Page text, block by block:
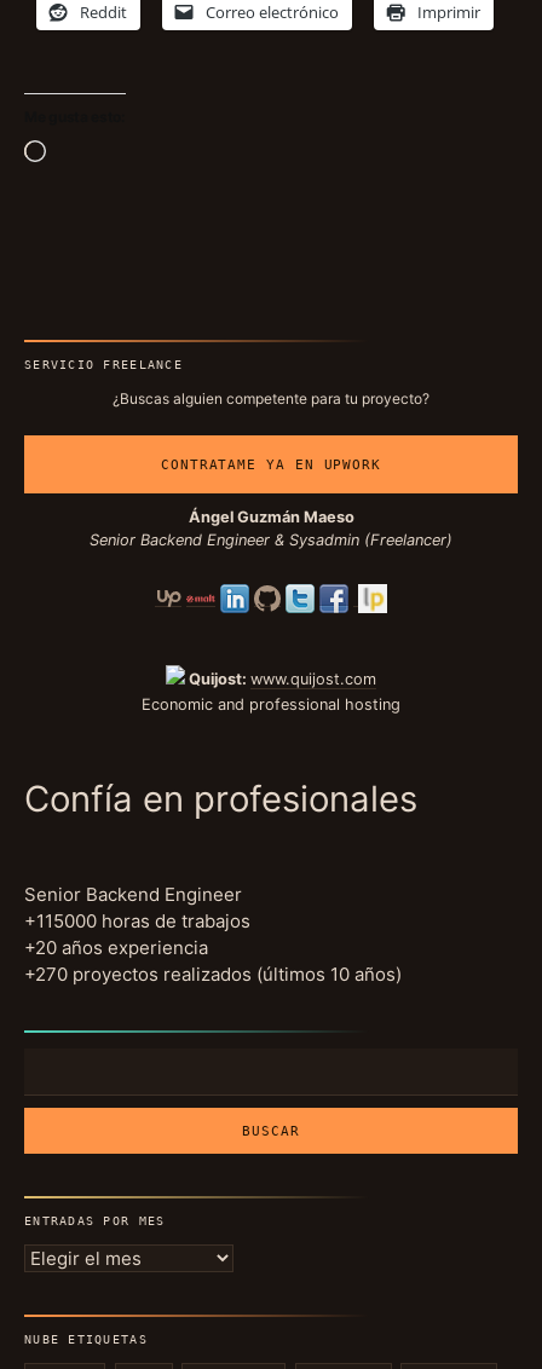
Reddit Correo electrónico Imprimir
Cargando...
SERVICIO FREELANCE
¿Buscas alguien competente para tu proyecto?
CONTRATAME YA EN UPWORK
Ángel Guzmán Maeso
Senior Backend Engineer & Sysadmin (Freelancer)
Quijost: www.quijost.com
Economic and professional hosting
Confía en profesionales
Senior Backend Engineer
+115000 horas de trabajos
+20 años experiencia
+270 proyectos realizados (últimos 10 años)
ENTRADAS POR MES
Entradas
mes
NUBE ETIQUETAS